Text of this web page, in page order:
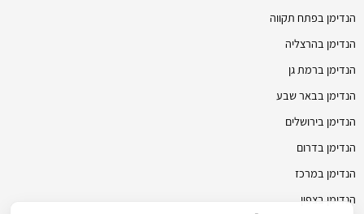
הנדימן בפתח תקווה
הנדימן בהרצליה
הנדימן ברמת גן
הנדימן בבאר שבע
הנדימן בירושלים
הנדימן בדרום
הנדימן במרכז
הנדימן בצפון